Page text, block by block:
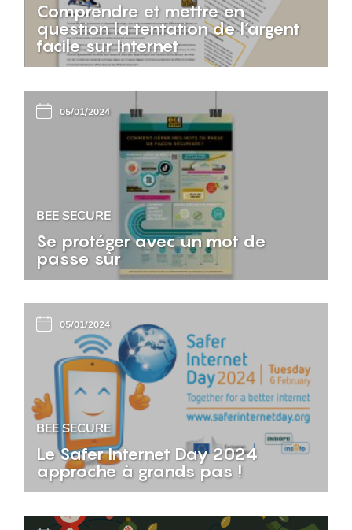
Comprendre et mettre en
question la tentation de l‘argent
facile sur Internet
05/01/2024
BEE SECURE
Se protéger avec un mot de
passe sûr
05/01/2024
BEE SECURE
Le Safer Internet Day 2024
approche à grands pas !